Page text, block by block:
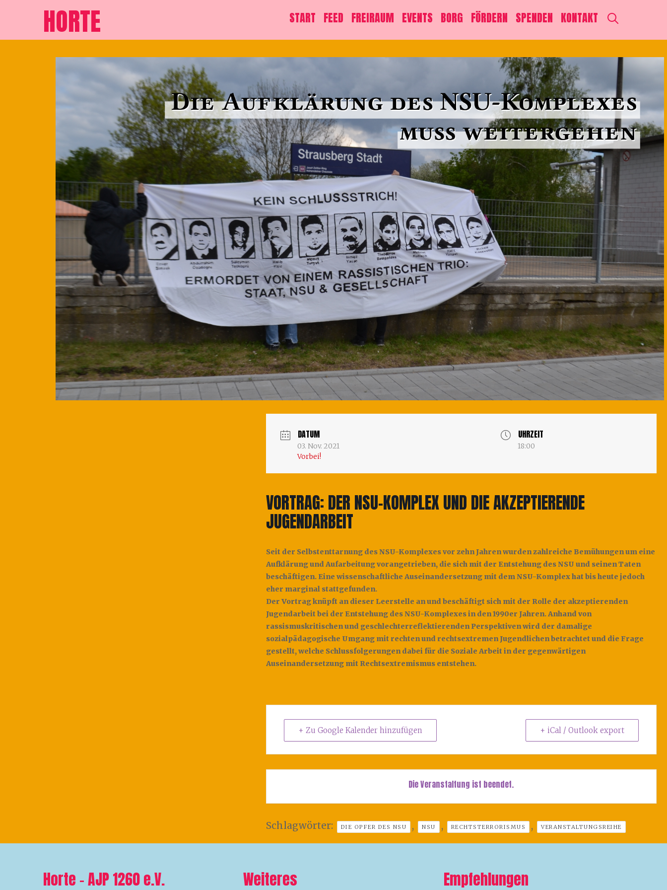
HORTE START FEED FREIRAUM EVENTS BORG FÖRDERN SPENDEN KONTAKT
DATUM
03. Nov. 2021
Vorbei!
UHRZEIT
18:00
VORTRAG: DER NSU-KOMPLEX UND DIE AKZEPTIERENDE
JUGENDARBEIT
Seit der Selbstenttarnung des NSU-Komplexes vor zehn Jahren wurden zahlreiche Bemühungen um eine
Aufklärung und Aufarbeitung vorangetrieben, die sich mit der Entstehung des NSU und seinen Taten
beschäftigen. Eine wissenschaftliche Auseinandersetzung mit dem NSU-Komplex hat bis heute jedoch
eher marginal stattgefunden.
Der Vortrag knüpft an dieser Leerstelle an und beschäftigt sich mit der Rolle der akzeptierenden
Jugendarbeit bei der Entstehung des NSU-Komplexes in den 1990er Jahren. Anhand von
rassismuskritischen und geschlechterreflektierenden Perspektiven wird der damalige
sozialpädagogische Umgang mit rechten und rechtsextremen Jugendlichen betrachtet und die Frage
gestellt, welche Schlussfolgerungen dabei für die Soziale Arbeit in der gegenwärtigen
Auseinandersetzung mit Rechtsextremismus entstehen.
+ Zu Google Kalender hinzufügen + iCal / Outlook export
Die Veranstaltung ist beendet.
Schlagwörter: DIE OPFER DES NSU , NSU , RECHTSTERRORISMUS , VERANSTALTUNGSREIHE
Horte – AJP 1260 e.V. Weiteres Empfehlungen